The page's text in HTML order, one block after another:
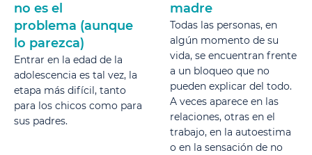
no es el
problema (aunque
lo parezca)
Entrar en la edad de la
adolescencia es tal vez, la
etapa más difícil, tanto
para los chicos como para
sus padres.
madre
Todas las personas, en
algún momento de su
vida, se encuentran frente
a un bloqueo que no
pueden explicar del todo.
A veces aparece en las
relaciones, otras en el
trabajo, en la autoestima
o en la sensación de no